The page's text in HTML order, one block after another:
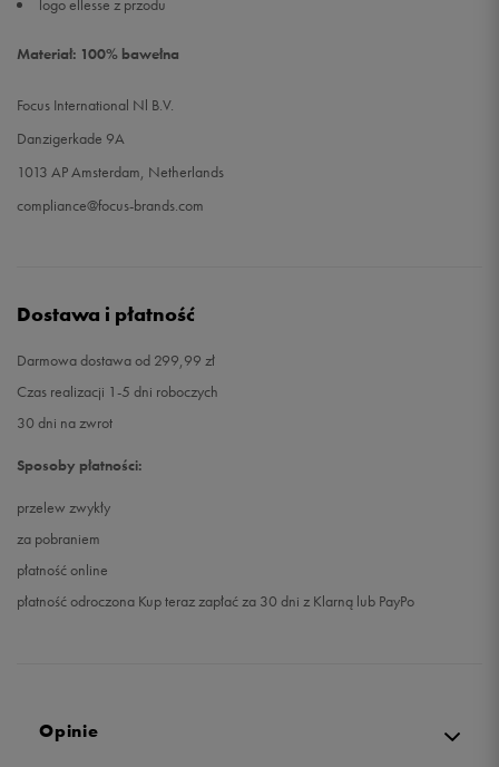
logo ellesse z przodu
Materiał: 100% bawełna
Focus International Nl B.V.
Danzigerkade 9A
1013 AP Amsterdam, Netherlands
compliance@focus-brands.com
Dostawa i płatność
Darmowa dostawa od 299,99 zł
Czas realizacji 1-5 dni roboczych
30 dni na zwrot
Sposoby płatności:
przelew zwykły
za pobraniem
płatność online
płatność odroczona Kup teraz zapłać za 30 dni z Klarną lub PayPo
Opinie